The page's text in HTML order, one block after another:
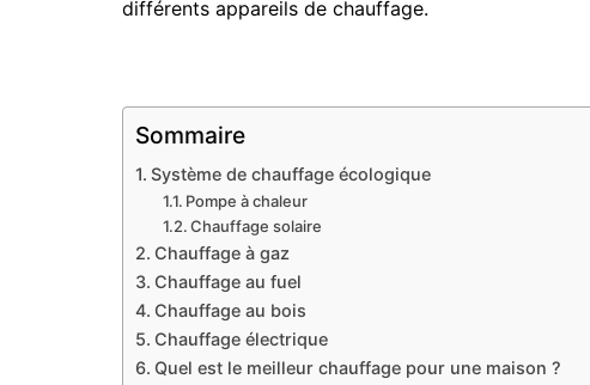
différents appareils de chauffage.
Sommaire
Système de chauffage écologique
Pompe à chaleur
Chauffage solaire
Chauffage à gaz
Chauffage au fuel
Chauffage au bois
Chauffage électrique
Quel est le meilleur chauffage pour une maison ?